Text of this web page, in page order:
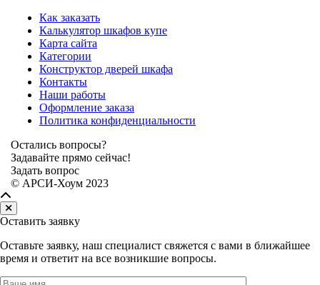
Как заказать
Калькулятор шкафов купе
Карта сайта
Категории
Конструктор дверей шкафа
Контакты
Наши работы
Оформление заказа
Политика конфиденциальности
Остались вопросы?
Задавайте прямо сейчас!
Задать вопрос
© АРСИ-Хоум 2023
Оставить заявку
Оставьте заявку, наш специалист свяжется с вами в ближайшее
время и ответит на все возникшие вопросы.